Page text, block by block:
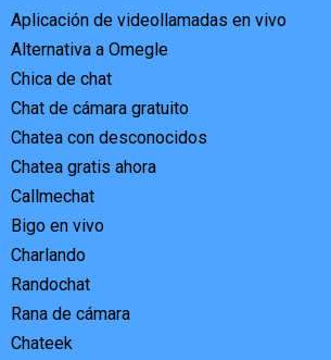
Aplicación de videollamadas en vivo
Alternativa a Omegle
Chica de chat
Chat de cámara gratuito
Chatea con desconocidos
Chatea gratis ahora
Callmechat
Bigo en vivo
Charlando
Randochat
Rana de cámara
Chateek